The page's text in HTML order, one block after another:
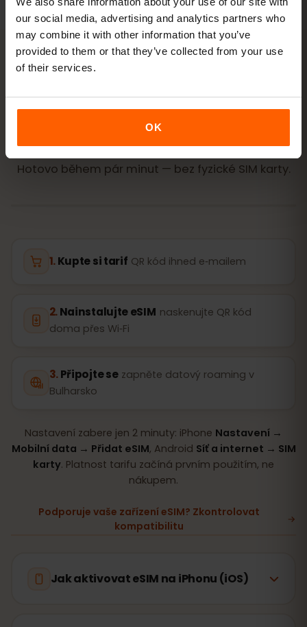
our social media, advertising and analytics partners who
may combine it with other information that you’ve
provided to them or that they’ve collected from your use
of their services.
OK
Aktivujte eSIM pro
Bulharsko ve3 krocích
Hotovo během pár minut — bez fyzické SIM karty.
Kupte si tarif QR kód ihned e‑mailem
Nainstalujte eSIM naskenujte QR kód
doma přes Wi‑Fi
Připojte se zapněte datový roaming v
Bulharsko
Nastavení zabere jen 2 minuty: iPhone Nastavení →
Mobilní data → Přidat eSIM, Android Síť a internet → SIM
karty. Platnost tarifu začíná prvním použitím, ne
nákupem.
Podporuje vaše zařízení eSIM? Zkontrolovat
kompatibilitu
Jak aktivovat eSIM na iPhonu (iOS)